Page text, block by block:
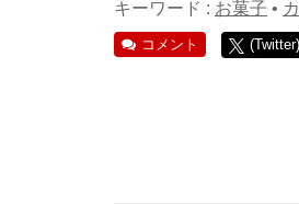
キーワード : お菓子 •
コメント (Twitter)